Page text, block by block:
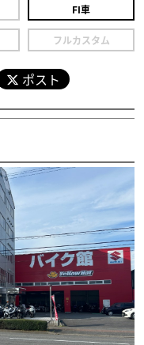
FI車
フルカスタム
ポスト